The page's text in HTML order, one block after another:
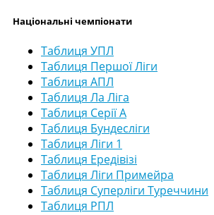
Національні чемпіонати
Таблиця УПЛ
Таблиця Першої Ліги
Таблиця АПЛ
Таблиця Ла Ліга
Таблиця Серії А
Таблиця Бундесліги
Таблиця Ліги 1
Таблиця Ередівізі
Таблиця Ліги Примейра
Таблиця Суперліги Туреччини
Таблиця РПЛ